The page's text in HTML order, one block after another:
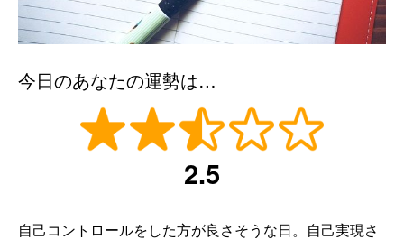
今日のあなたの運勢は…
2.5
自己コントロールをした方が良さそうな日。自己実現さ